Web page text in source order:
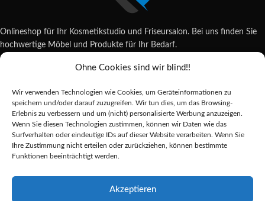
Ohne Cookies sind wir blind!!
Wir verwenden Technologien wie Cookies, um Geräteinformationen zu
speichern und/oder darauf zuzugreifen. Wir tun dies, um das Browsing-
Erlebnis zu verbessern und um (nicht) personalisierte Werbung anzuzeigen.
Wenn Sie diesen Technologien zustimmen, können wir Daten wie das
Surfverhalten oder eindeutige IDs auf dieser Website verarbeiten. Wenn Sie
Ihre Zustimmung nicht erteilen oder zurückziehen, können bestimmte
Funktionen beeinträchtigt werden.
Akzeptieren
Onlineshop für Ihr Kosmetikstudio und Friseursalon. Bei uns finden Sie
hochwertige Möbel und Produkte für Ihr Bedarf.
Wildsachsener Str. 6, 65207 Wiesbaden
shop@reda-shop.de
REDA SHOP - Hochwertige Studio Ausstattung
2025.
Alle Preise inkl. der gesetzlichen MwSt.
Die durchgestrichenen Preise entsprechen dem bisherigen Preis in diesem
Online-Shop.